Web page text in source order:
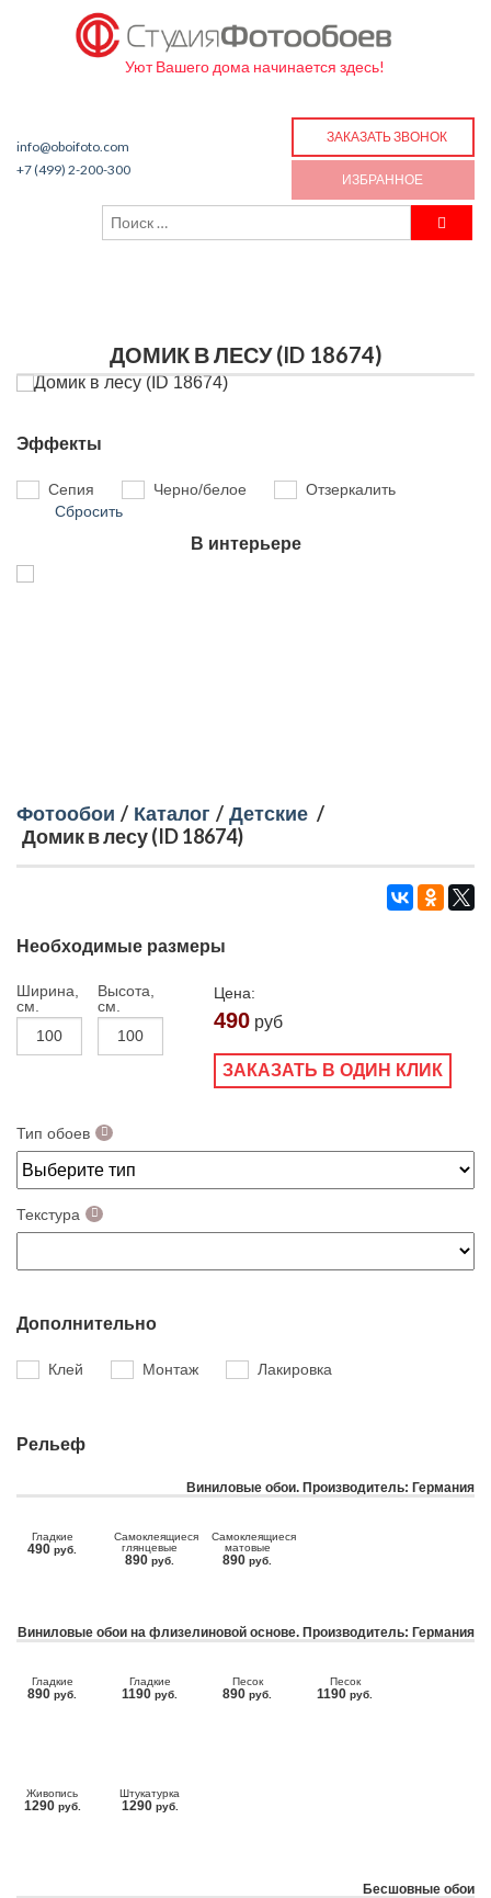
Уют Вашего дома начинается здесь!
info@oboifoto.com
+7 (499) 2-200-300
ЗАКАЗАТЬ ЗВОНОК
ИЗБРАННОЕ
ДОМИК В ЛЕСУ (ID 18674)
Эффекты
Сепия Черно/белое
Отзеркалить
Сбросить
В интерьере
Фотообои / Каталог / Детские /
Домик в лесу (ID 18674)
Необходимые размеры
Ширина,
см.
Высота,
см.
Цена:
490 руб
ЗАКАЗАТЬ В ОДИН КЛИК
Тип обоев
Текстура
Дополнительно
Клей Монтаж Лакировка
Рельеф
Виниловые обои. Производитель: Германия
Гладкие
490 руб.
Самоклеящиеся
глянцевые
890 руб.
Самоклеящиеся
матовые
890 руб.
Виниловые обои на флизелиновой основе. Производитель: Германия
Гладкие
890 руб.
Гладкие
1190 руб.
Песок
890 руб.
Песок
1190 руб.
Живопись
1290 руб.
Штукатурка
1290 руб.
Бесшовные обои